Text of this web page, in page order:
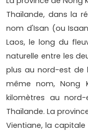
Thaïlande, dans la
nom d'Isan (ou
Laos, le long du
naturelle entre les
plus au nord-est de
même nom, Nong
kilomètres au
Thaïlande. La
Vientiane, la